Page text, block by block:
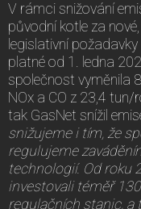
V rámci snižování
původní kotle za
legislativní
platné od 1. ledna
společnost vyměnila
NOx a CO z 23,4
tak GasNet snížil
snižujeme i tím, že
regulujeme
technologií. Od roku
investovali téměř
regulačních stanic, a